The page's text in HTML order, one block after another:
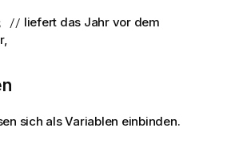
// liefert das Jahr vor dem
sich als Variablen einbinden.